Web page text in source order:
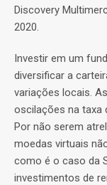
Discovery
2020.
Investir em um
diversificar a
variações locais.
oscilações na taxa
Por não serem
moedas virtuais
como é o caso da
investimentos de